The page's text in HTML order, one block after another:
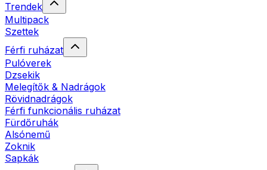
Trendek
Multipack
Szettek
Férfi ruházat
Pulóverek
Dzsekik
Melegítők & Nadrágok
Rövidnadrágok
Férfi funkcionális ruházat
Fürdőruhák
Alsónemű
Zoknik
Sapkák